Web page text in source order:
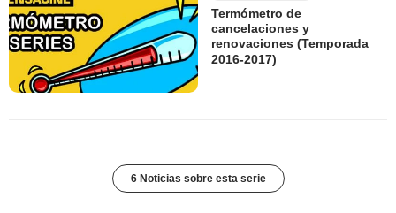
Termómetro de
cancelaciones y
renovaciones (Temporada
2016-2017)
6 Noticias sobre esta serie